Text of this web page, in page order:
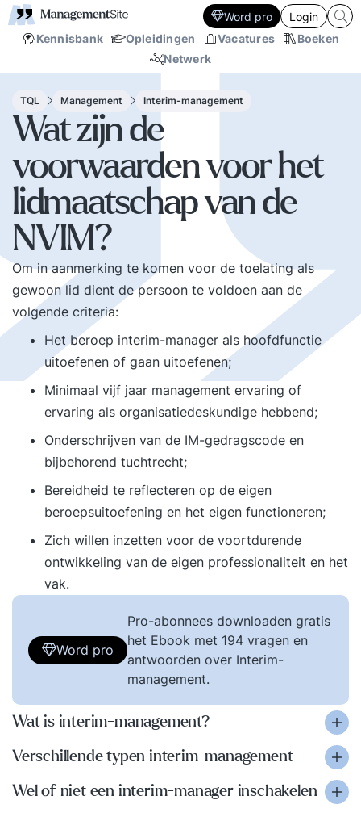
Kennisbank Opleidingen Vacatures
Boeken
Netwerk
Word pro Login
TQL Management Interim-management
Wat zijn de
voorwaarden voor het
lidmaatschap van de
NVIM?
Om in aanmerking te komen voor de toelating als
gewoon lid dient de persoon te voldoen aan de
volgende criteria:
Het beroep interim-manager als hoofdfunctie
uitoefenen of gaan uitoefenen;
Minimaal vijf jaar management ervaring of
ervaring als organisatiedeskundige hebbend;
Onderschrijven van de IM-gedragscode en
bijbehorend tuchtrecht;
Bereidheid te reflecteren op de eigen
beroepsuitoefening en het eigen functioneren;
Zich willen inzetten voor de voortdurende
ontwikkeling van de eigen professionaliteit en het
vak.
Word pro
Pro-abonnees downloaden gratis
het Ebook met 194 vragen en
antwoorden over Interim-
management.
Wat is interim-management?
Verschillende typen interim-management
Wel of niet een interim-manager inschakelen